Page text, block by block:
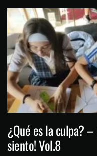
¿Qué es la culpa?
siento! Vol.8